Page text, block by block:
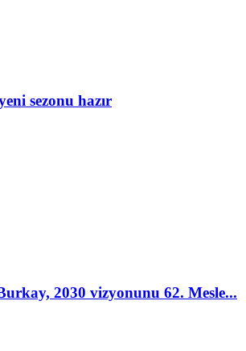
sezonu hazır
2030 vizyonunu 62. Mesle...